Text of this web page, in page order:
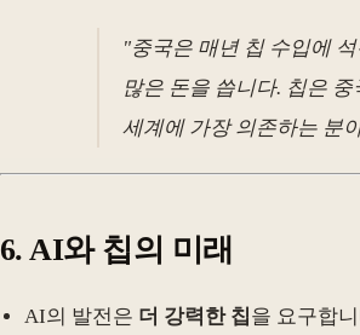
"중국은 매년 칩 수입에
많은 돈을 씁니다. 칩은 중
세계에 가장 의존하는 분
6. AI와 칩의 미래
AI의 발전은 더 강력한 칩을 요구합